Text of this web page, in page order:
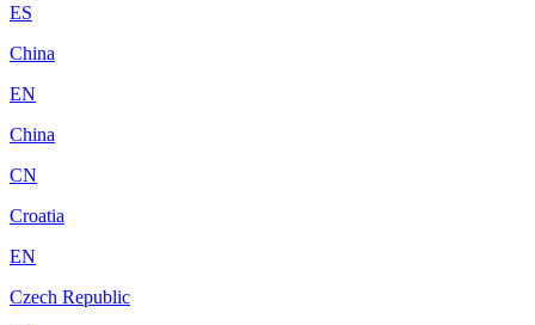
ES
China
EN
China
CN
Croatia
EN
Czech Republic